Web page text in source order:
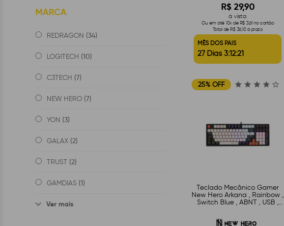
MARCA
REDRAGON (34)
LOGITECH (10)
C3TECH (7)
NEW HERO (7)
YON (3)
GALAX (2)
TRUST (2)
GAMDIAS (1)
Ver mais
R$ 29,90
à vista
Ou em até 10x de R$ 3,61 no cartão
Total de R$ 36,10 à prazo
MÊS DOS PAIS
27 Dias 3:12:20
25% OFF
Teclado Mecânico Gamer
New Hero Arkana , Rainbow ,
Switch Blue , ABNT , USB ,